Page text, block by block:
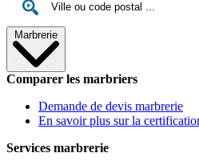
Marbrerie
Comparer les marbriers
Demande de devis marbrerie
En savoir plus sur la
Services marbrerie